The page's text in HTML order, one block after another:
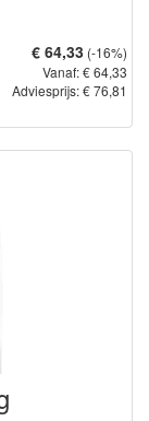
€ 64,33 (-16%)
Vanaf: € 64,33
Adviesprijs: € 76,81